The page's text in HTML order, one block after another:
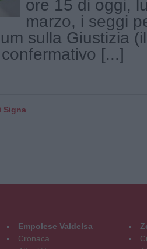
ore 15 di oggi,
marzo, i seggi
sulla Giustizia
[...]
Signa
Empolese Valdelsa
Cronaca